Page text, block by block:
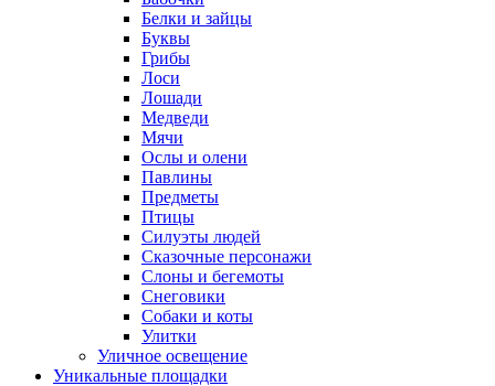
Белки и зайцы
Буквы
Грибы
Лоси
Лошади
Медведи
Мячи
Ослы и олени
Павлины
Предметы
Птицы
Силуэты людей
Сказочные персонажи
Слоны и бегемоты
Снеговики
Собаки и коты
Улитки
Уличное освещение
Уникальные площадки